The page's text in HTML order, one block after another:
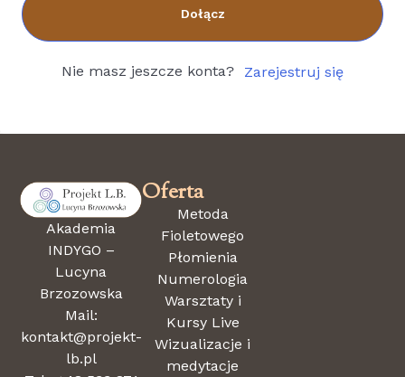
Dołącz
Nie masz jeszcze konta? Zarejestruj się
Akademia
INDYGO –
Lucyna
Brzozowska
Mail:
kontakt@projekt-
lb.pl
Oferta
Metoda
Fioletowego
Płomienia
Numerologia
Warsztaty i
Kursy Live
Wizualizacje i
medytacje